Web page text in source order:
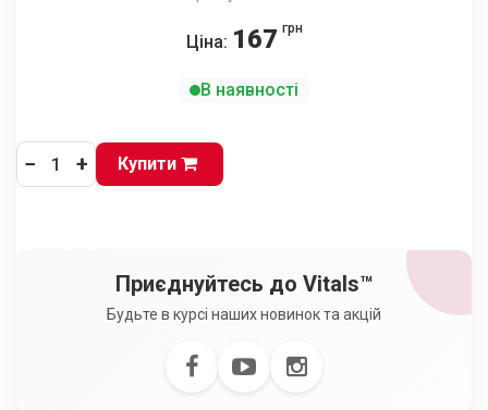
Ціна: 167 грн
В наявності
− + Купити
Приєднуйтесь до Vitals™
Будьте в курсі наших новинок та акцій